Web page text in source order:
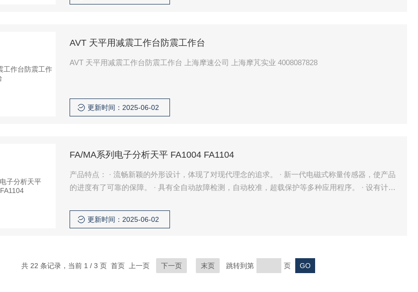
AVT 天平用减震工作台防震工作台
AVT 天平用减震工作台防震工作台 上海摩速公司 上海摩芃实业 4008087828
更新时间：2025-06-02
FA/MA系列电子分析天平 FA1004 FA1104
产品特点： · 流畅新颖的外形设计，体现了对现代理念的追求。 · 新一代电磁式称量传感器，使产品
的进度有了可靠的保障。 · 具有全自动故障检测，自动校准，超载保护等多种应用程序。 · 设有计
等。
更新时间：2025-06-02
共 22 条记录，当前 1 / 3 页 首页 上一页 下一页 末页 跳转到第 页